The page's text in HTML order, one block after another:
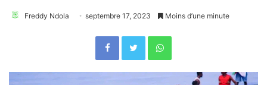
Freddy Ndola septembre 17, 2023 Moins d’une minute
FacebookTwitterWhatsApp